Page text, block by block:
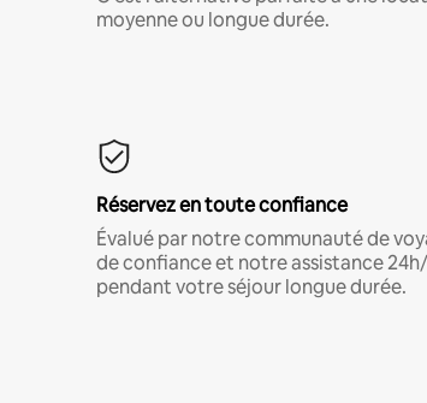
moyenne ou longue durée.
Réservez en toute confiance
Évalué par notre communauté de
de confiance et notre assistance
pendant votre séjour longue durée.